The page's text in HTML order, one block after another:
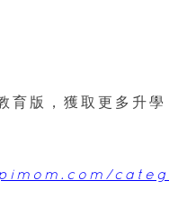
版，獲取更多升學
categ